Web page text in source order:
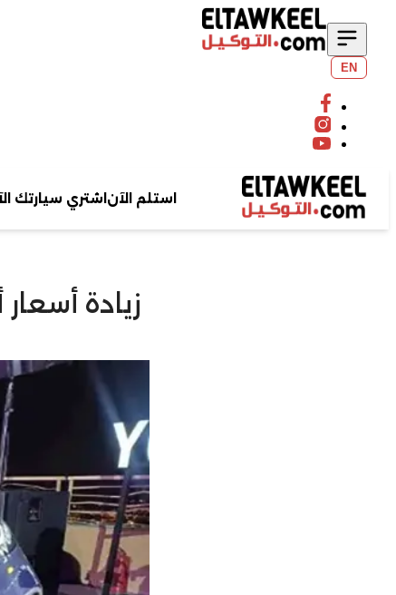
EN
استلم الآن اشتري سيارتك
زيادة